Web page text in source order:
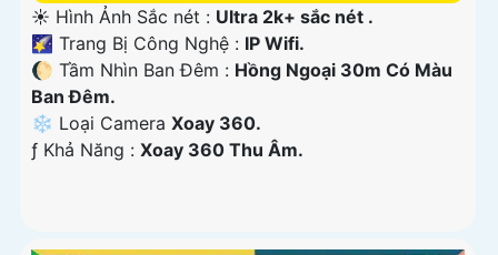
☀️ Hình Ảnh Sắc nét : Ultra 2k+ sắc nét .
🌠 Trang Bị Công Nghệ : IP Wifi.
🌔 Tầm Nhìn Ban Đêm : Hồng Ngoại 30m Có Màu
Ban Đêm.
❄ Loại Camera Xoay 360.
️ƒ Khả Năng : Xoay 360 Thu Âm.